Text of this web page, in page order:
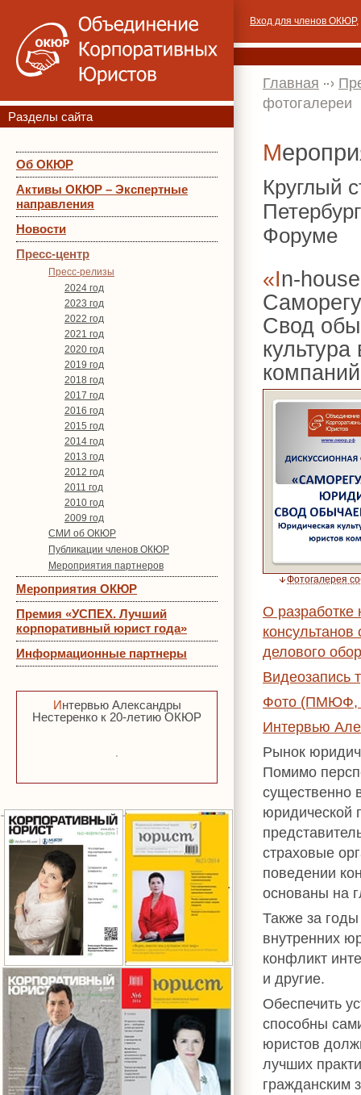
Разделы сайта
Об ОКЮР
Активы ОКЮР – Экспертные
направления
Новости
Пресс-центр
Пресс-релизы
2024 год
2023 год
2022 год
2021 год
2020 год
2019 год
2018 год
2017 год
2016 год
2015 год
2014 год
2013 год
2012 год
2011 год
2010 год
2009 год
СМИ об ОКЮР
Публикации членов ОКЮР
Мероприятия партнеров
Мероприятия ОКЮР
Премия «УСПЕХ. Лучший
корпоративный юрист года»
Информационные партнеры
Интервью Александры
Нестеренко к 20-летию ОКЮР
Вход для членов ОКЮР,
Главная
фотогалереи
Круглый
Форуме
«In-house и консультант: вместе весело шагать!
Свод
Фотогалерея
О
делового
Видеозапись
Фото (ПМЮФ,
Интервью
Рынок
Помимо
существенно
юридической
страховые
поведении
основаны на
Также за
внутренних
конфликт
и другие.
Обеспечить
способны
юристов
лучших
гражданским